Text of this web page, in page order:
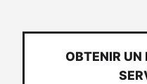
OBTENIR UN